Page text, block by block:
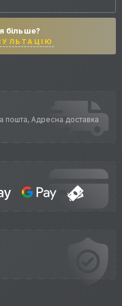
більше?
пошта, Адресна доставка